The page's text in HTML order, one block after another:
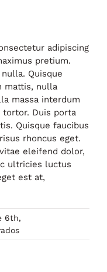
adipiscing
pretium.
Quisque
mattis, nulla
massa interdum
tortor. Duis porta
Quisque faucibus
rhoncus eget.
eleifend dolor,
ultricies luctus
est at,
6th,
en
Lorem